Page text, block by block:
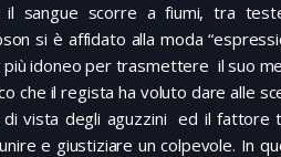
sangue scorre a fiumi, tra
si è affidato alla moda
idoneo per trasmettere il suo
che il regista ha voluto dare alle
vista degli aguzzini ed il fattore
e giustiziare un colpevole. In